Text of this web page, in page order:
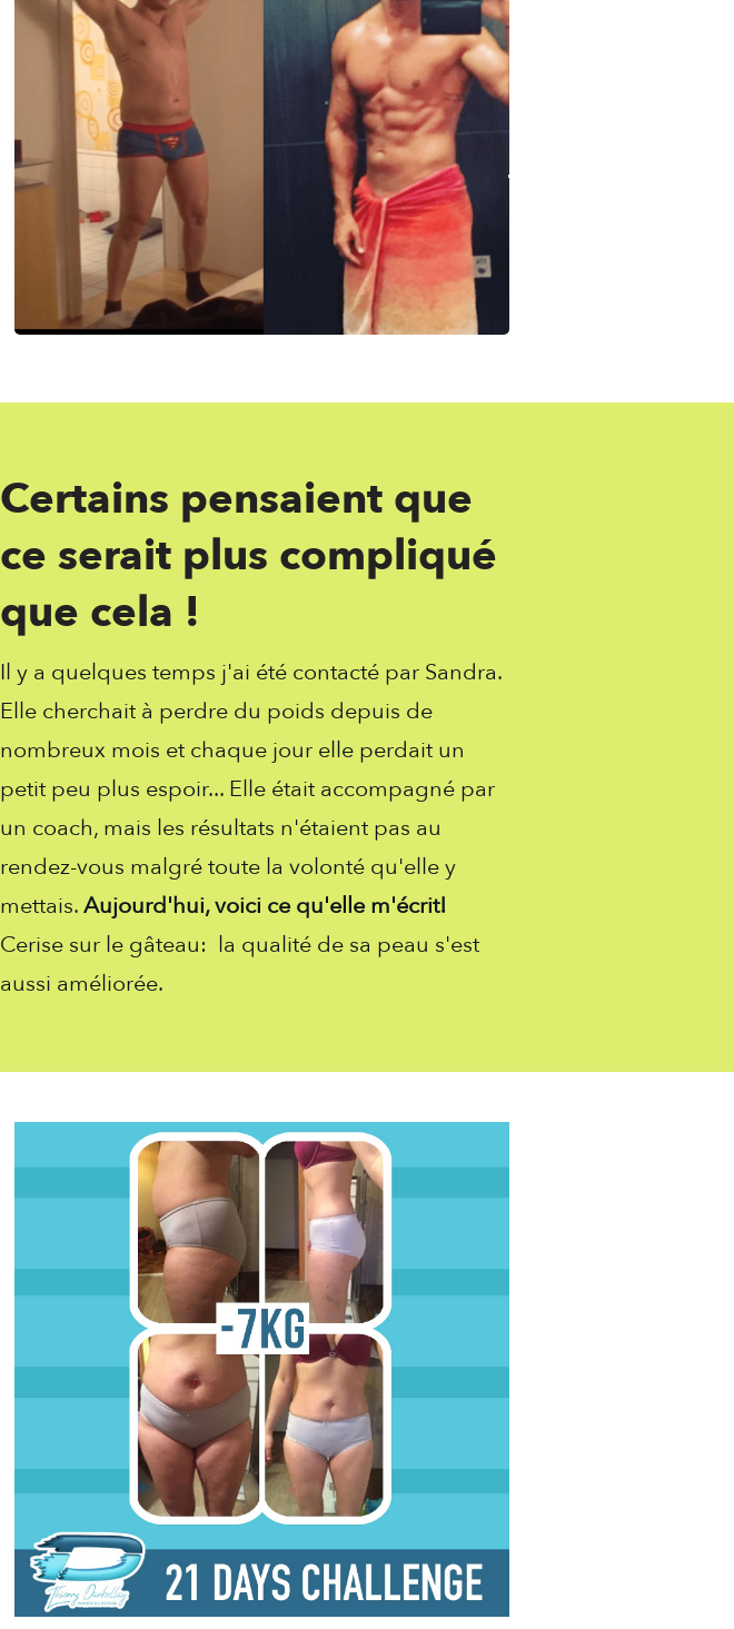
Certains pensaient que
ce serait plus compliqué
que cela !
Il y a quelques temps j'ai été contacté par Sandra.
Elle cherchait à perdre du poids depuis de
nombreux mois et chaque jour elle perdait un
petit peu plus espoir... Elle était accompagné par
un coach, mais les résultats n'étaient pas au
rendez-vous malgré toute la volonté qu'elle y
mettais.Aujourd'hui, voici ce qu'elle m'écrit!
Cerise sur le gâteau: la qualité de sa peau s'est
aussi améliorée.